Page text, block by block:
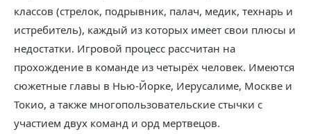
классов (стрелок, подрывник, палач, медик, технарь и
истребитель), каждый из которых имеет свои плюсы и
недостатки. Игровой процесс рассчитан на
прохождение в команде из четырёх человек. Имеются
сюжетные главы в Нью-Йорке, Иерусалиме, Москве и
Токио, а также многопользовательские стычки с
участием двух команд и орд мертвецов.